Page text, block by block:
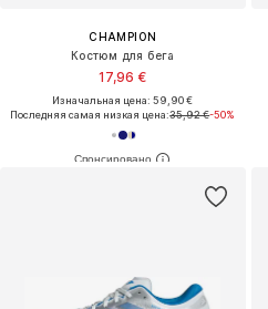
CHAMPION
Костюм для бега
17,96 €
Изначальная цена: 59,90 €
Последняя самая низкая цена:35,92 €-50%